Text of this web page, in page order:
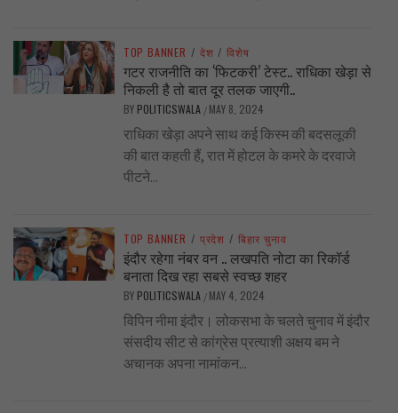
TOP BANNER / देश / विशेष
गटर राजनीति का ‘फिटकरी’ टेस्ट.. राधिका खेड़ा से
निकली है तो बात दूर तलक जाएगी..
BY POLITICSWALA / MAY 8, 2024
राधिका खेड़ा अपने साथ कई किस्म की बदसलूकी
की बात कहती हैं, रात में होटल के कमरे के दरवाजे
पीटने...
TOP BANNER / प्रदेश / बिहार चुनाव
इंदौर रहेगा नंबर वन .. लखपति नोटा का रिकॉर्ड
बनाता दिख रहा सबसे स्वच्छ शहर
BY POLITICSWALA / MAY 4, 2024
विपिन नीमा इंदौर। लोकसभा के चलते चुनाव में इंदौर
संसदीय सीट से कांग्रेस प्रत्याशी अक्षय बम ने
अचानक अपना नामांकन...